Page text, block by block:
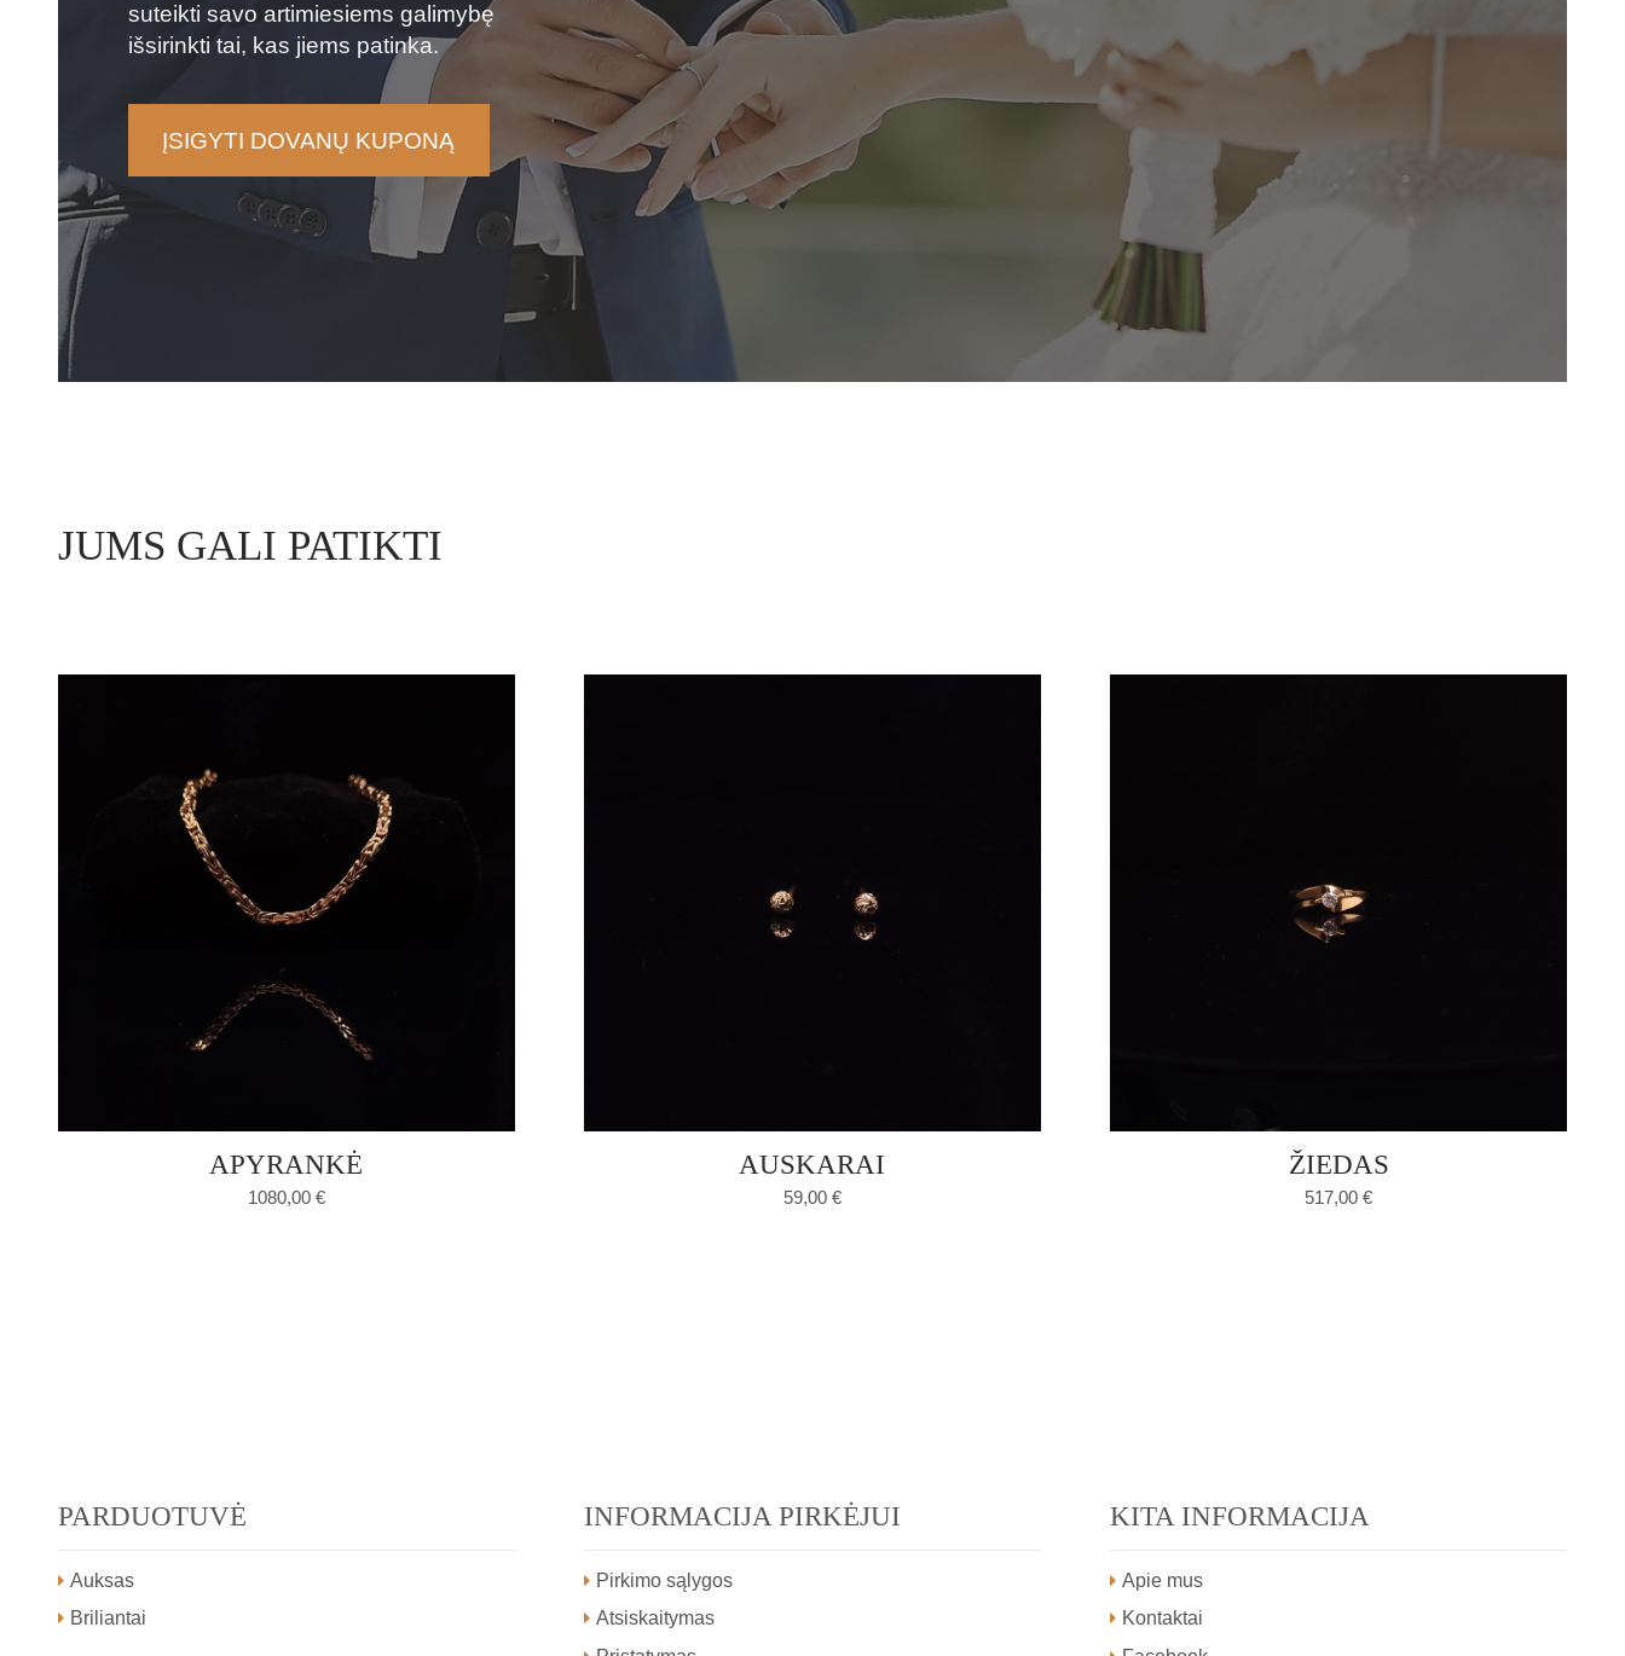
suteikti savo artimiesiems galimybę
išsirinkti tai, kas jiems patinka.
ĮSIGYTI DOVANŲ KUPONĄ
JUMS GALI PATIKTI
APYRANKĖ
1080,00 €
AUSKARAI
59,00 €
ŽIEDAS
517,00€
PARDUOTUVĖ
Auksas
Briliantai
INFORMACIJA PIRKĖJUI
Pirkimo sąlygos
Atsiskaitymas
KITA INFORMACIJA
Apie mus
Kontaktai